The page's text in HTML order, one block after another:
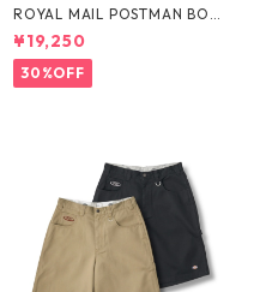
ROYAL MAIL POSTMAN BOO
TS by Dr.MARTENS
¥19,250
30%OFF